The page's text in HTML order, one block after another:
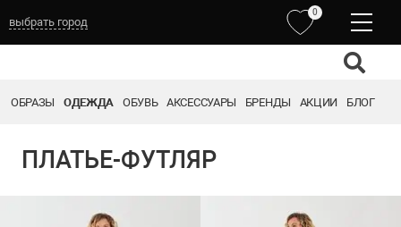
выбрать город
0
ОБРАЗЫ ОДЕЖДА ОБУВЬ АКСЕССУАРЫ БРЕНДЫ АКЦИИ БЛОГ
ПЛАТЬЕ-ФУТЛЯР